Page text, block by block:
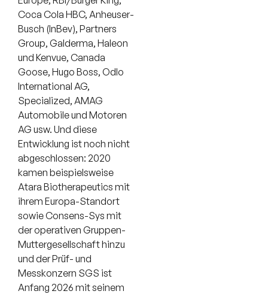
Coca Cola HBC, Anheuser-
Busch (InBev), Partners
Group, Galderma, Haleon
und Kenvue, Canada
Goose, Hugo Boss, Odlo
International AG,
Specialized, AMAG
Automobile und Motoren
AG usw. Und diese
Entwicklung ist noch nicht
abgeschlossen: 2020
kamen beispielsweise
Atara Biotherapeutics mit
ihrem Europa-Standort
sowie Consens-Sys mit
der operativen Gruppen-
Muttergesellschaft hinzu
und der Prüf- und
Messkonzern SGS ist
Anfang 2026 mit seinem